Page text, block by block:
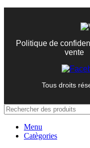
Politique de
vente
Tous droits
Menu
Catègories